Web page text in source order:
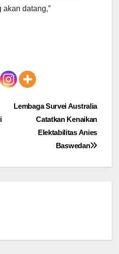
akan datang,”
Lembaga Survei Australia
Catatkan Kenaikan
Elektabilitas Anies
Baswedan